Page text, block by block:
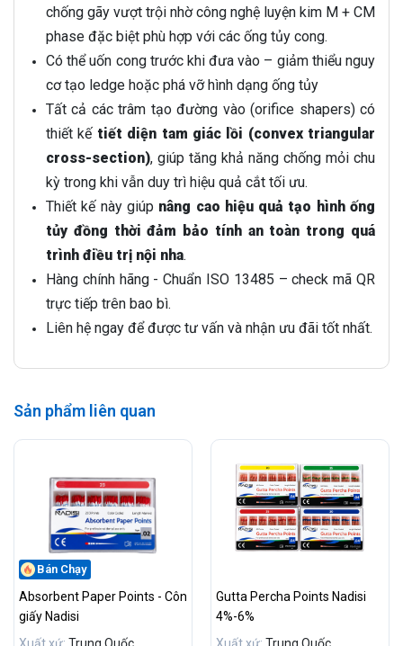
chống gãy vượt trội nhờ công nghệ luyện kim M + CM
phase đặc biệt phù hợp với các ống tủy cong.
Có thể uốn cong trước khi đưa vào – giảm thiểu nguy
cơ tạo ledge hoặc phá vỡ hình dạng ống tủy
Tất cả các trâm tạo đường vào (orifice shapers) có
thiết kế tiết diện tam giác lồi (convex triangular
cross-section), giúp tăng khả năng chống mỏi chu
kỳ trong khi vẫn duy trì hiệu quả cắt tối ưu.
Thiết kế này giúp nâng cao hiệu quả tạo hình ống
tủy đồng thời đảm bảo tính an toàn trong quá
trình điều trị nội nha.
Hàng chính hãng - Chuẩn ISO 13485 – check mã QR
trực tiếp trên bao bì.
Liên hệ ngay để được tư vấn và nhận ưu đãi tốt nhất.
Sản phẩm liên quan
Bán Chạy
Absorbent Paper Points - Côn
giấy Nadisi
Gutta Percha Points Nadisi
4%-6%